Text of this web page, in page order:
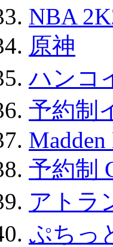
NBA
原神
ハンコ
予約制
予約制
アトラ
ぷちっ